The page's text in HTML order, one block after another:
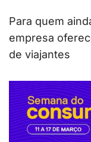
Para quem
empresa
de viajantes